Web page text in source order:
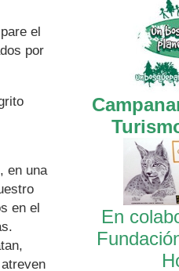
el
por
en una
en el
En